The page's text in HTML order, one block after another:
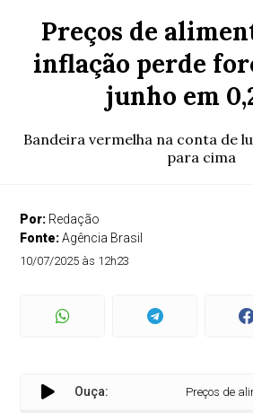
Preços de
inflação perde
junho em
Bandeira vermelha na conta de
para cima
Por: Redação
Fonte:Agência Brasil
10/07/2025 às 12h23
Ouça: Preços de